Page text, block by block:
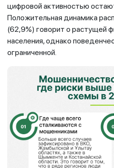
цифровой активностью
Положительная динамика
(62,9%) говорит о растущей
населения, однако
ограниченной.